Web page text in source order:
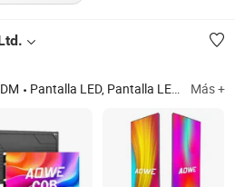
Pantalla LED, Pantalla LED de alquiler, Cartel LED exterior, Pantalla LED de cartelera Más +